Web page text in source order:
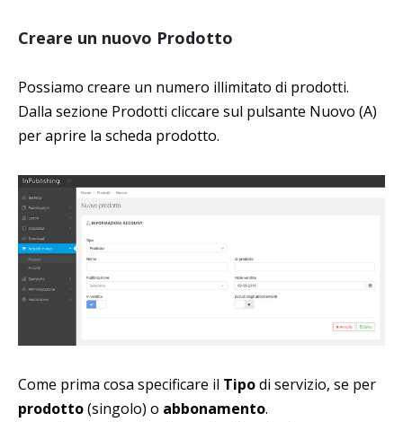
Creare un nuovo Prodotto
Possiamo creare un numero illimitato di prodotti.
Dalla sezione Prodotti cliccare sul pulsante Nuovo (A)
per aprire la scheda prodotto.
Come prima cosa specificare il Tipodi servizio, se per
prodotto(singolo) o abbonamento.